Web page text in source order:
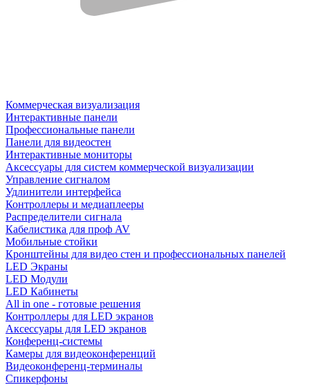
Коммерческая визуализация
Интерактивные панели
Профессиональные панели
Панели для видеостен
Интерактивные мониторы
Аксессуары для систем коммерческой визуализации
Управление сигналом
Удлинители интерфейса
Контроллеры и медиаплееры
Распределители сигнала
Кабелистика для проф AV
Мобильные стойки
Кронштейны для видео стен и профессиональных панелей
LED Экраны
LED Модули
LED Кабинеты
All in one - готовые решения
Контроллеры для LED экранов
Аксессуары для LED экранов
Конференц-системы
Камеры для видеоконференций
Видеоконференц-терминалы
Спикерфоны